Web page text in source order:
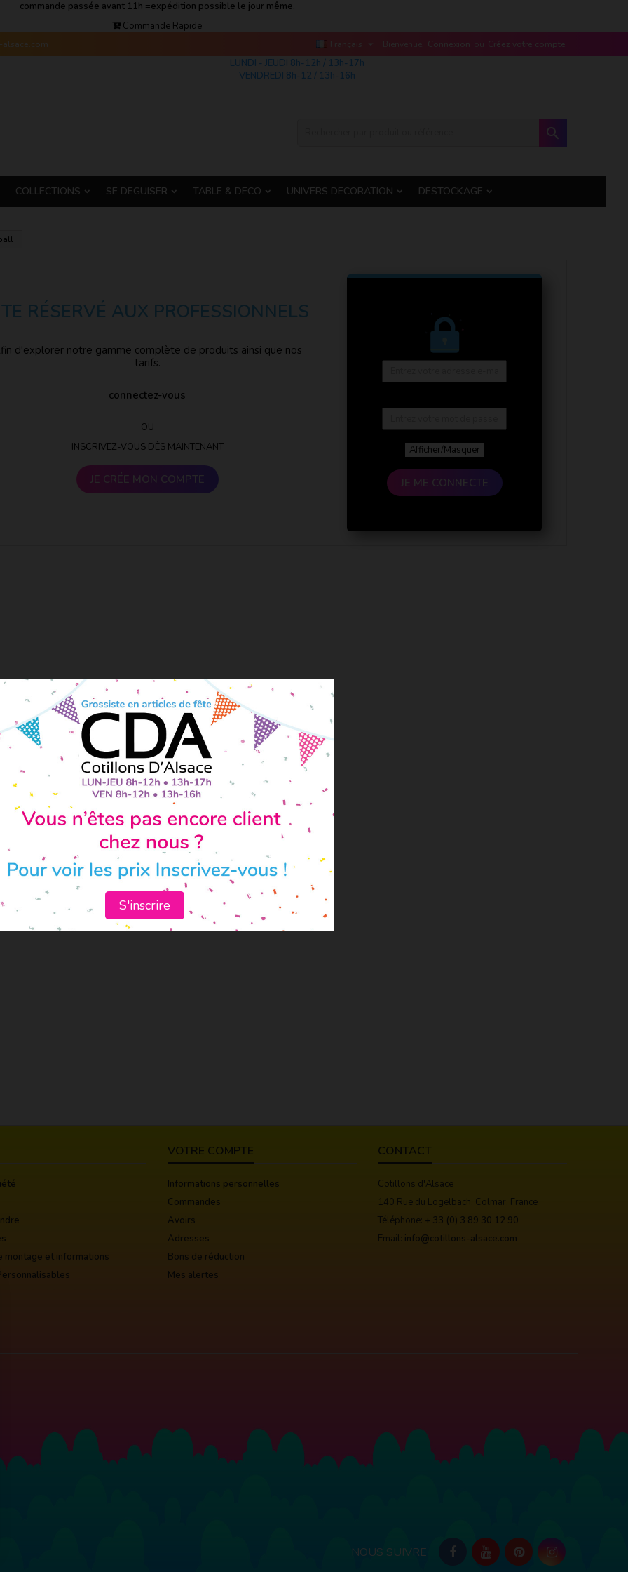
commande passée avant 11h =expédition possible le jour même.
Commande Rapide
Bienvenue, Connexion ou Créez votre compte
LUNDI - JEUDI 8h-12h / 13h-17h
VENDREDI 8h-12 / 13h-16h

COLLECTIONS SE DEGUISER TABLE & DECO UNIVERS DECORATION DESTOCKAGE
RÉSERVÉ AUX PROFESSIONNELS
d'explorer notre gamme complète de produits ainsi que nos
tarifs.
connectez-vous
OU
INSCRIVEZ-VOUS DÈS MAINTENANT
JE CRÉE MON COMPTE
Afficher/Masquer
JE ME CONNECTE
montage et informations
VOTRE COMPTE
Informations personnelles
Commandes
Avoirs
Adresses
Bons de réduction
Mes alertes
CONTACT
Cotillons d'Alsace
140 Rue du Logelbach, Colmar, France
Téléphone: + 33 (0) 3 89 30 12 90
Email: info@cotillons-alsace.com
NOUS SUIVRE
S'inscrire